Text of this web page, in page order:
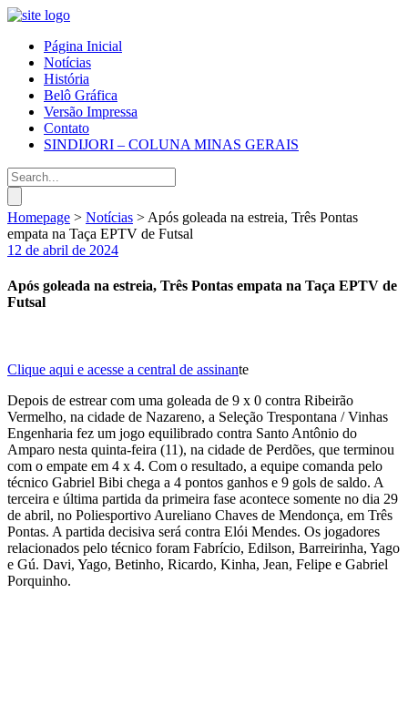
Página Inicial
Notícias
História
Belô Gráfica
Versão Impressa
Contato
SINDIJORI – COLUNA MINAS GERAIS
Homepage > Notícias > Após goleada na estreia, Três Pontas
empata na Taça EPTV de Futsal
12 de abril de 2024
Após goleada na estreia, Três Pontas empata na Taça EPTV de
Futsal
Clique aqui e acesse a central de assinante
Depois de estrear com uma goleada de 9 x 0 contra Ribeirão
Vermelho, na cidade de Nazareno, a Seleção Trespontana / Vinhas
Engenharia fez um jogo equilibrado contra Santo Antônio do
Amparo nesta quinta-feira (11), na cidade de Perdões, que terminou
com o empate em 4 x 4. Com o resultado, a equipe comanda pelo
técnico Gabriel Bibi chega a 4 pontos ganhos e 9 gols de saldo. A
terceira e última partida da primeira fase acontece somente no dia 29
de abril, no Poliesportivo Aureliano Chaves de Mendonça, em Três
Pontas. A partida decisiva será contra Elói Mendes. Os jogadores
relacionados pelo técnico foram Fabrício, Edilson, Barreirinha, Yago
e Gú. Davi, Yago, Betinho, Ricardo, Kinha, Jean, Felipe e Gabriel
Porquinho.